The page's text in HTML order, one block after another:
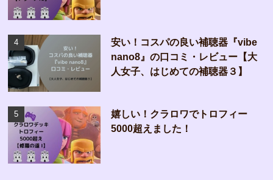
安い！コスパの良い補聴器『vibe
nano8』の口コミ・レビュー【大
人女子、はじめての補聴器３】
嬉しい！クラロワでトロフィー
5000超えました！